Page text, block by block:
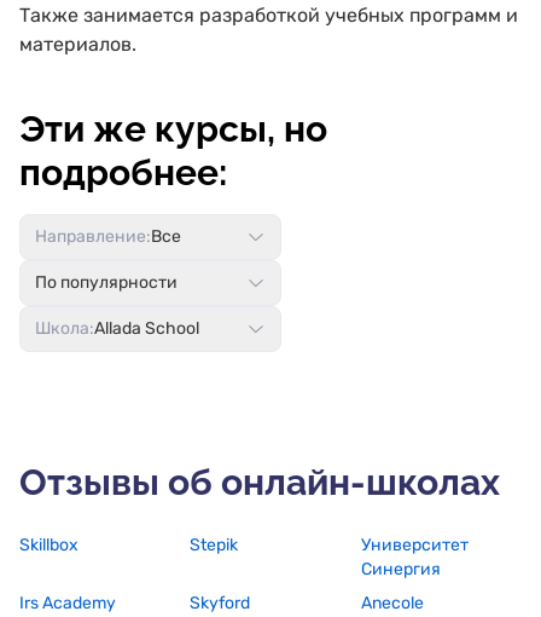
Также занимается разработкой учебных программ и
материалов.
Эти же курсы, но
подробнее:
Направление:Все
По популярности
Школа:Allada School
Отзывы об онлайн-школах
Skillbox Stepik
Университет
Синергия
Irs Academy
Skyford
Anecole